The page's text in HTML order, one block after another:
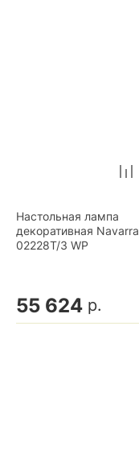
Настольная лампа
декоративная Navarra
02228T/3 WP
55 624 р.